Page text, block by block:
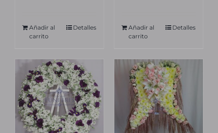
Añadir al
carrito
Detalles
Añadir al
carrito
Detalles